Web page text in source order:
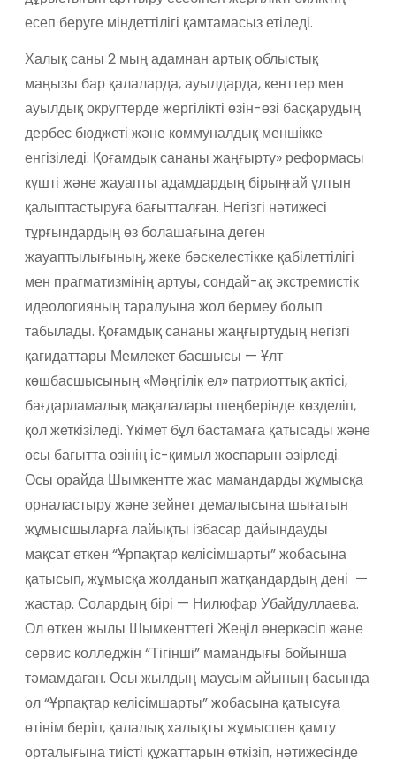
есеп беруге міндеттілігі қамтамасыз етіледі.
Халық саны 2 мың адамнан артық облыстық
маңызы бар қалаларда, ауылдарда, кенттер мен
ауылдық округтерде жергілікті өзін-өзі басқарудың
дербес бюджеті және коммуналдық меншікке
енгізіледі. Қоғамдық сананы жаңғырту» реформасы
күшті және жауапты адамдардың бірыңғай ұлтын
қалыптастыруға бағытталған. Негізгі нәтижесі
тұрғындардың өз болашағына деген
жауаптылығының, жеке бәскелестікке қабілеттілігі
мен прагматизмінің артуы, сондай-ақ экстремистік
идеологияның таралуына жол бермеу болып
табылады. Қоғамдық сананы жаңғыртудың негізгі
қағидаттары Мемлекет басшысы — Ұлт
көшбасшысының «Мәңгілік ел» патриоттық актісі,
бағдарламалық мақалалары шеңберінде көзделіп,
қол жеткізіледі. Үкімет бұл бастамаға қатысады және
осы бағытта өзінің іс-қимыл жоспарын әзірледі.
Осы орайда Шымкентте жас мамандарды жұмысқа
орналастыру және зейнет демалысына шығатын
жұмысшыларға лайықты ізбасар дайындауды
мақсат еткен “Ұрпақтар келісімшарты” жобасына
қатысып, жұмысқа жолданып жатқандардың дені —
жастар. Солардың бірі — Нилюфар Убайдуллаева.
Ол өткен жылы Шымкенттегі Жеңіл өнеркәсіп және
сервис колледжін “Тігінші” мамандығы бойынша
тәмамдаған. Осы жылдың маусым айының басында
ол “Ұрпақтар келісімшарты” жобасына қатысуға
өтінім беріп, қалалық халықты жұмыспен қамту
орталығына тиісті құжаттарын өткізіп, нәтижесінде